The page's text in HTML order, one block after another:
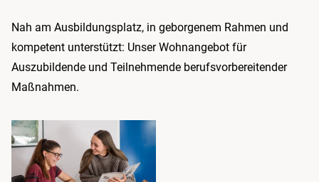
Nah am Ausbildungsplatz, in geborgenem Rahmen und
kompetent unterstützt: Unser Wohnangebot für
Auszubildende und Teilnehmende berufsvorbereitender
Maßnahmen.